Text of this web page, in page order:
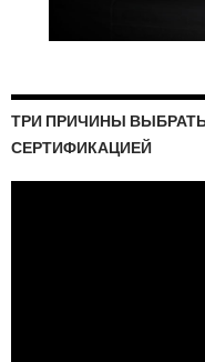
ТРИ ПРИЧИНЫ ВЫБРАТЬ
СЕРТИФИКАЦИЕЙ